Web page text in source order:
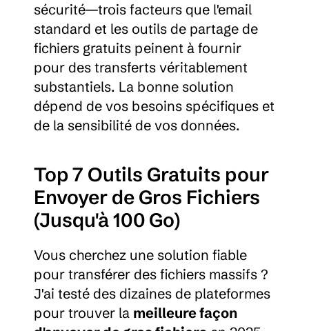
sécurité—trois facteurs que l'email
standard et les outils de partage de
fichiers gratuits peinent à fournir
pour des transferts véritablement
substantiels. La bonne solution
dépend de vos besoins spécifiques et
de la sensibilité de vos données.
Top 7 Outils Gratuits pour
Envoyer de Gros Fichiers
(Jusqu'à 100 Go)
Vous cherchez une solution fiable
pour transférer des fichiers massifs ?
J'ai testé des dizaines de plateformes
pour trouver la meilleure façon